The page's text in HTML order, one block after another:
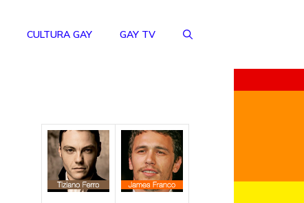
CULTURA GAY GAY TV